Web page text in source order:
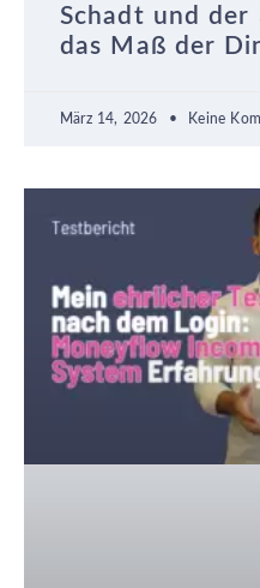
Schadt und der
das Maß der
März 14, 2026 Keine